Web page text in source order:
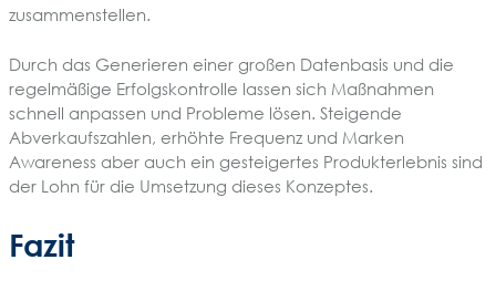
zusammenstellen.
Durch das Generieren einer großen Datenbasis und die
regelmäßige Erfolgskontrolle lassen sich Maßnahmen
schnell anpassen und Probleme lösen. Steigende
Abverkaufszahlen, erhöhte Frequenz und Marken
Awareness aber auch ein gesteigertes Produkterlebnis sind
der Lohn für die Umsetzung dieses Konzeptes.
Fazit